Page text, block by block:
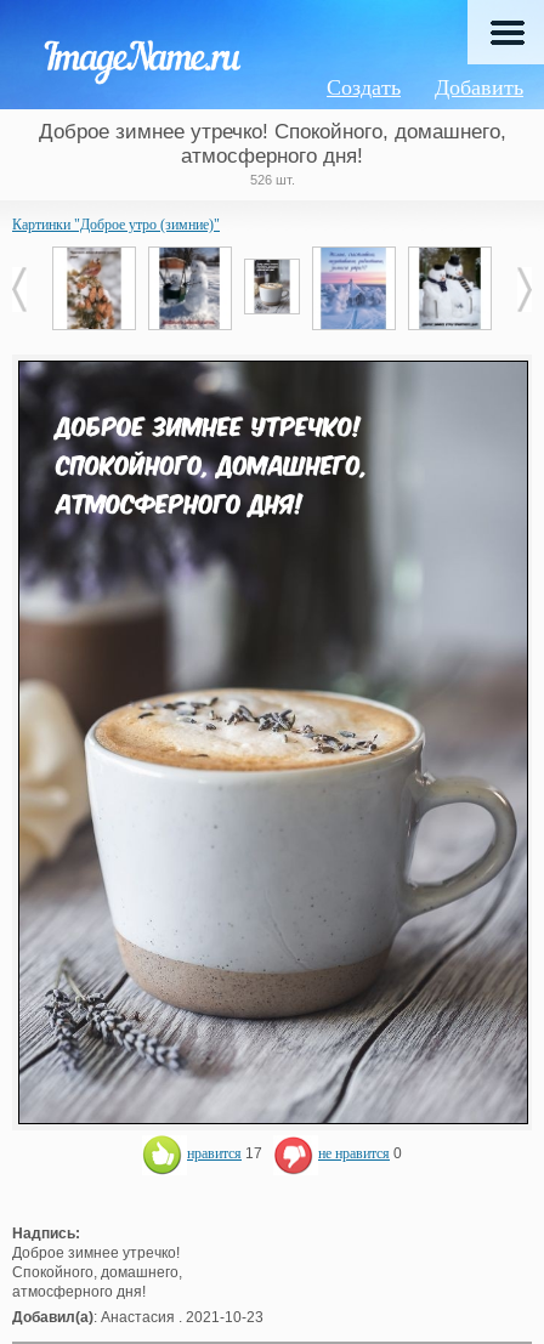
Добавить
Создать
Доброе зимнее утречко! Спокойного, домашнего,
атмосферного дня!
526 шт.
Картинки "Доброе утро (зимние)"
нравится 17 не нравится 0
Надпись:
Доброе зимнее утречко!
Спокойного, домашнего,
атмосферного дня!
Добавил(а): Анастасия . 2021-10-23